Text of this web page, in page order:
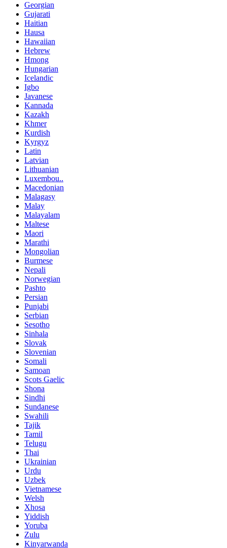
Georgian
Gujarati
Haitian
Hausa
Hawaiian
Hebrew
Hmong
Hungarian
Icelandic
Igbo
Javanese
Kannada
Kazakh
Khmer
Kurdish
Kyrgyz
Latin
Latvian
Lithuanian
Luxembou..
Macedonian
Malagasy
Malay
Malayalam
Maltese
Maori
Marathi
Mongolian
Burmese
Nepali
Norwegian
Pashto
Persian
Punjabi
Serbian
Sesotho
Sinhala
Slovak
Slovenian
Somali
Samoan
Scots Gaelic
Shona
Sindhi
Sundanese
Swahili
Tajik
Tamil
Telugu
Thai
Ukrainian
Urdu
Uzbek
Vietnamese
Welsh
Xhosa
Yiddish
Yoruba
Zulu
Kinyarwanda